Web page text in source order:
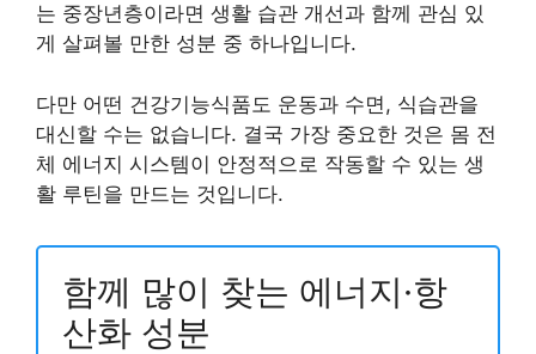
는 중장년층이라면 생활 습관 개선과 함께 관심 있
게 살펴볼 만한 성분 중 하나입니다.
다만 어떤 건강기능식품도 운동과 수면, 식습관을
대신할 수는 없습니다. 결국 가장 중요한 것은 몸 전
체 에너지 시스템이 안정적으로 작동할 수 있는 생
활 루틴을 만드는 것입니다.
함께 많이 찾는 에너지·항
산화 성분